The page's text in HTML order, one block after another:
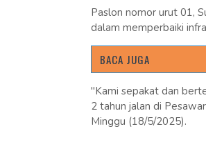
Paslon nomor urut 01,
dalam memperbaiki
BACA JUGA
"Kami sepakat dan
2 tahun jalan di
Minggu (18/5/2025).